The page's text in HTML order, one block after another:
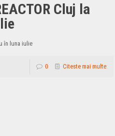
Cluj la
în luna iulie
0 Citeste mai multe